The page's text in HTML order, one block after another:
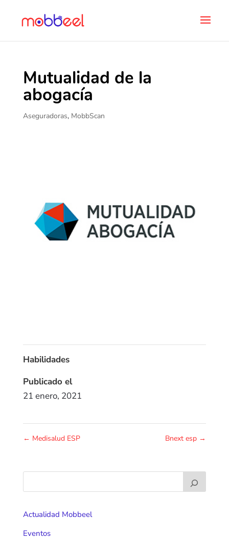
Mutualidad de la
abogacía
Aseguradoras, MobbScan
Habilidades
Publicado el
21 enero, 2021
← Medisalud ESP Bnext esp →
Actualidad Mobbeel
Eventos